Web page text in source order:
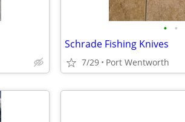
• •
Schrade Fishing Knives
7/29 Port Wentworth